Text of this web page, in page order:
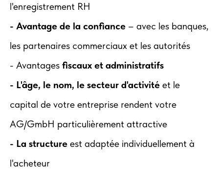
l'enregistrement RH
- Avantage de la confiance – avec les banques,
les partenaires commerciaux et les autorités
- Avantages fiscaux et administratifs
- L'âge, le nom, le secteur d'activité et le
capital de votre entreprise rendent votre
AG/GmbH particulièrement attractive
- La structure est adaptée individuellement à
l'acheteur